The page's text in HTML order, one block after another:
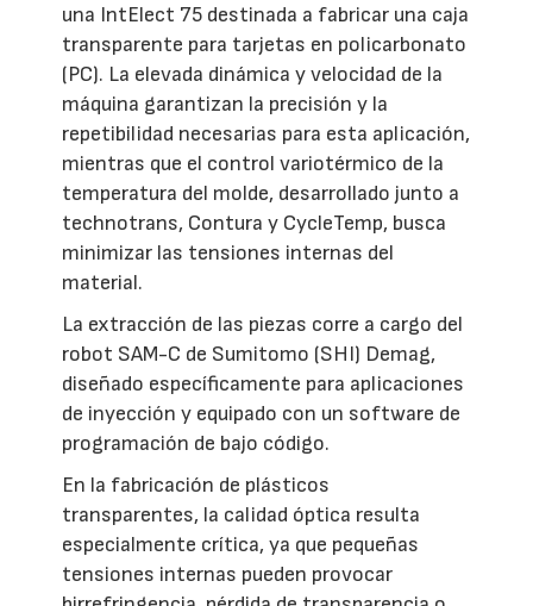
una IntElect 75 destinada a fabricar una caja
transparente para tarjetas en policarbonato
(PC). La elevada dinámica y velocidad de la
máquina garantizan la precisión y la
repetibilidad necesarias para esta aplicación,
mientras que el control variotérmico de la
temperatura del molde, desarrollado junto a
technotrans, Contura y CycleTemp, busca
minimizar las tensiones internas del
material.
La extracción de las piezas corre a cargo del
robot SAM-C de Sumitomo (SHI) Demag,
diseñado específicamente para aplicaciones
de inyección y equipado con un software de
programación de bajo código.
En la fabricación de plásticos
transparentes, la calidad óptica resulta
especialmente crítica, ya que pequeñas
tensiones internas pueden provocar